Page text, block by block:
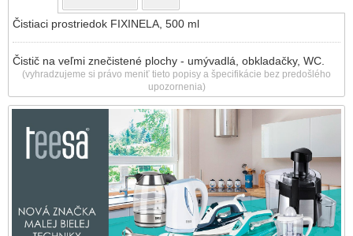
Čistiaci prostriedok FIXINELA, 500 ml
Čistič na veľmi znečistené plochy - umývadlá, obkladačky, WC.
(vyhradzujeme si právo meniť tieto popisy a špecifikácie bez predošlého
upozornenia)